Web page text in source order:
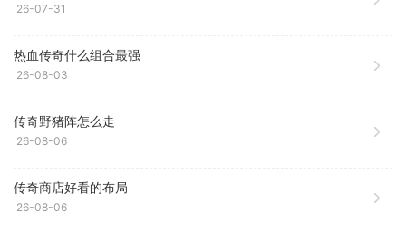
26-07-31
热血传奇什么组合最强
26-08-03
传奇野猪阵怎么走
26-08-06
传奇商店好看的布局
26-08-06